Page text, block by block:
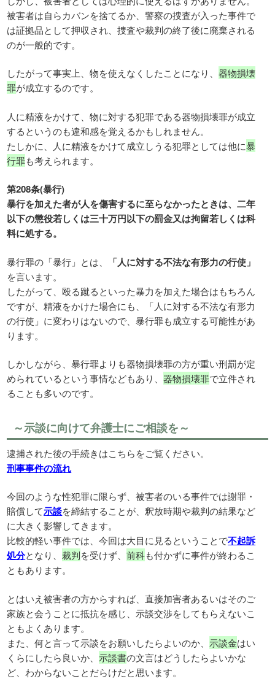
被害者は自らカバンを捨てるか、警察の捜査が入った事件で
は証拠品として押収され、捜査や裁判の終了後に廃棄される
のが一般的です。
したがって事実上、物を使えなくしたことになり、器物損壊
罪が成立するのです。
人に精液をかけて、物に対する犯罪である器物損壊罪が成立
するというのも違和感を覚えるかもしれません。
たしかに、人に精液をかけて成立しうる犯罪としては他に暴
行罪も考えられます。
第208条(暴行)
暴行を加えた者が人を傷害するに至らなかったときは、二年
以下の懲役若しくは三十万円以下の罰金又は拘留若しくは科
料に処する。
暴行罪の「暴行」とは、 「人に対する不法な有形力の行使」
を言います。
したがって、殴る蹴るといった暴力を加えた場合はもちろん
ですが、精液をかけた場合にも、「人に対する不法な有形力
の行使」に変わりはないので、暴行罪も成立する可能性があ
ります。
しかしながら、暴行罪よりも器物損壊罪の方が重い刑罰が定
められているという事情などもあり、器物損壊罪で立件され
ることも多いのです。
～示談に向けて弁護士にご相談を～
逮捕された後の手続きはこちらをご覧ください。
刑事事件の流れ
今回のような性犯罪に限らず、被害者のいる事件では謝罪・
賠償して示談を締結することが、釈放時期や裁判の結果など
に大きく影響してきます。
比較的軽い事件では、今回は大目に見るということで不起訴
処分となり、裁判を受けず、前科も付かずに事件が終わるこ
ともあります。
とはいえ被害者の方からすれば、直接加害者あるいはそのご
家族と会うことに抵抗を感じ、示談交渉をしてもらえないこ
ともよくあります。
また、何と言って示談をお願いしたらよいのか、 示談金はい
くらにしたら良いか、 示談書の文言はどうしたらよいかな
ど、わからないことだらけだと思います。